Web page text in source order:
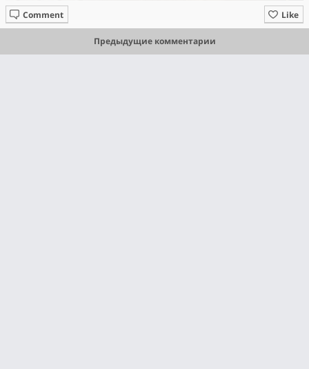
Like
Comment
Предыдущие комментарии